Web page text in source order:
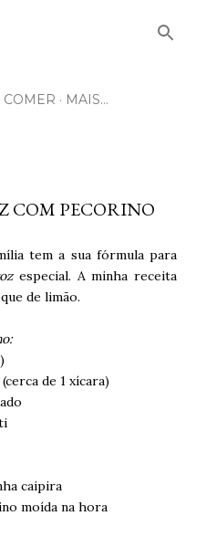
COMER MAIS…
COM PECORINO
tem a sua fórmula para
especial. A minha receita
de limão.
de 1 xícara)
caipira
moída na hora